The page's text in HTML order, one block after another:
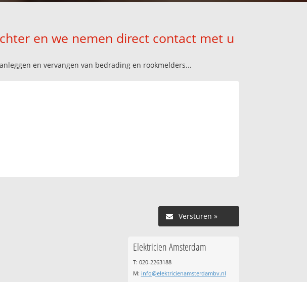
en we nemen direct contact met u
en vervangen van bedrading en rookmelders...
Versturen »
Elektricien Amsterdam
T: 020-2263188
M: info@elektricienamsterdambv.nl